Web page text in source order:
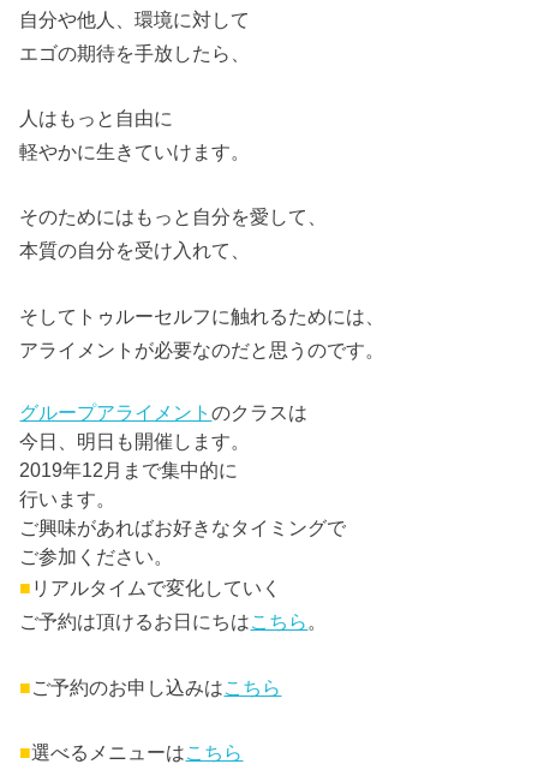
自分や他人、環境に対して
エゴの期待を手放したら、
人はもっと自由に
軽やかに生きていけます。
そのためにはもっと自分を愛して、
本質の自分を受け入れて、
そしてトゥルーセルフに触れるためには、
アライメントが必要なのだと思うのです。
グループアライメントのクラスは
今日、明日も開催します。
2019年12月まで集中的に
行います。
ご興味があればお好きなタイミングで
ご参加ください。
■ リアルタイムで変化していく
ご予約は頂けるお日にちはこちら 。
■ ご予約のお申し込みは こちら
■選べるメニューはこちら